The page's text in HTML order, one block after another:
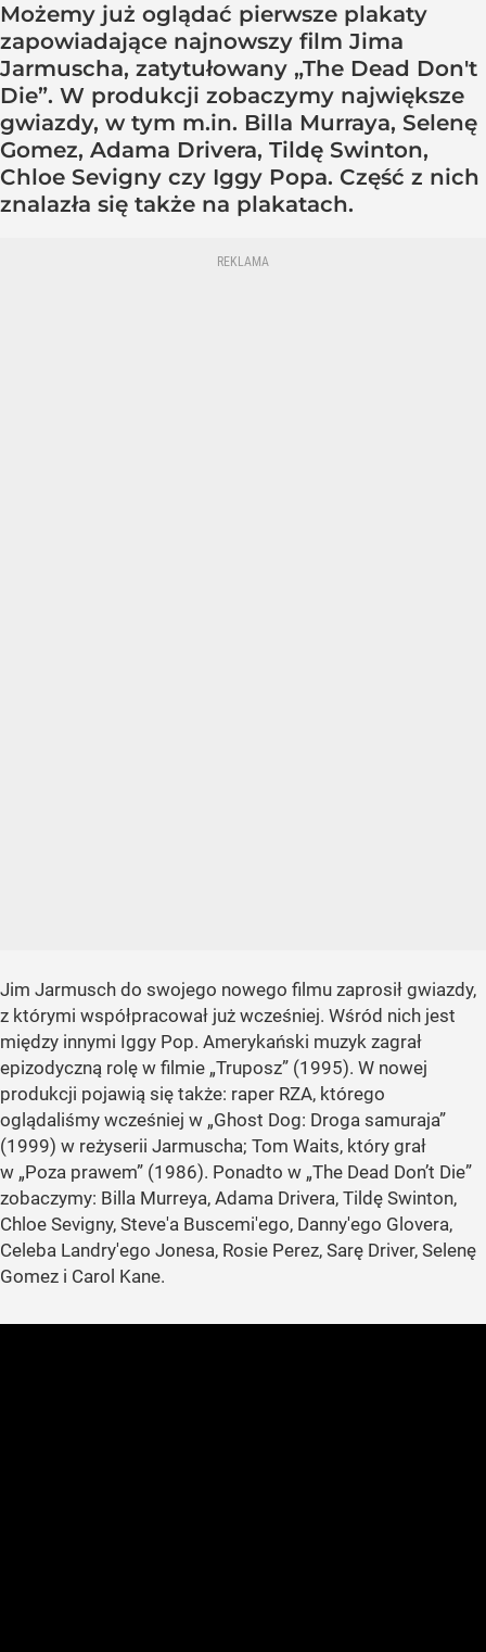
Możemy już oglądać pierwsze plakaty
zapowiadające najnowszy film Jima
Jarmuscha, zatytułowany „The Dead Don't
Die”. W produkcji zobaczymy największe
gwiazdy, w tym m.in. Billa Murraya, Selenę
Gomez, Adama Drivera, Tildę Swinton,
Chloe Sevigny czy Iggy Popa. Część z nich
znalazła się także na plakatach.
Jim Jarmusch do swojego nowego filmu zaprosił gwiazdy,
z którymi współpracował już wcześniej. Wśród nich jest
między innymi Iggy Pop. Amerykański muzyk zagrał
epizodyczną rolę w filmie „Truposz” (1995). W nowej
produkcji pojawią się także: raper RZA, którego
oglądaliśmy wcześniej w „Ghost Dog: Droga samuraja”
(1999) w reżyserii Jarmuscha; Tom Waits, który grał
w „Poza prawem” (1986). Ponadto w „The Dead Don’t Die”
zobaczymy: Billa Murreya, Adama Drivera, Tildę Swinton,
Chloe Sevigny, Steve'a Buscemi'ego, Danny'ego Glovera,
Celeba Landry'ego Jonesa, Rosie Perez, Sarę Driver, Selenę
Gomez i Carol Kane.